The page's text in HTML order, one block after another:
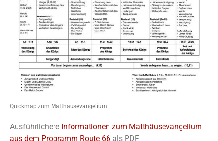
Quickmap zum Matthäusevangelium
Ausführlichere Informationen zum Matthäusevangelium
aus dem Programm Route 66 als PDF